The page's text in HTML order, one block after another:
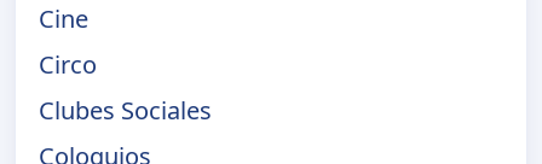
Cine
Circo
Clubes Sociales
Coloquios